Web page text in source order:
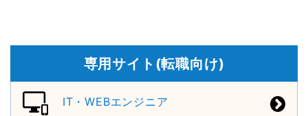
専用サイト(転職向け)
IT・WEBエンジニア